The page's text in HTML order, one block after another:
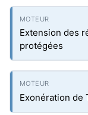
Extension des
protégées
Exonération de